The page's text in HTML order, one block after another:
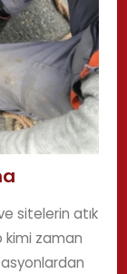
sitelerin atık
kimi zaman